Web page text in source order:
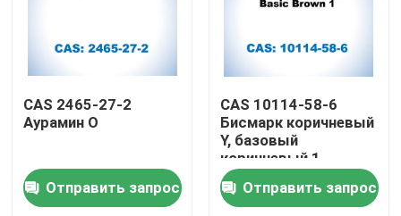
Проверка качества
Свяжитесь мы
CAS 2465-27-2
Аурамин О
Отправить запрос
CAS 10114-58-6
Бисмарк коричневый
Y, базовый
коричневый 1
Отправить запрос